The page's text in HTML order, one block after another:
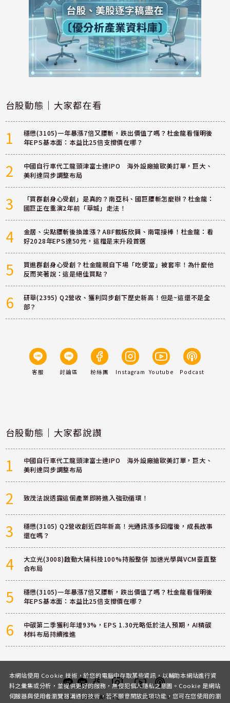
台股動態｜大家都在看
1
穩懋(3105)一年暴漲7倍又腰斬，跌出價值了嗎？杜金龍看懂明後
年EPS基本面：本益比25倍支撐價在哪？
2
中國自行車代工龍頭津富士達IPO 海外設廠搶歐美訂單，巨大、
美利達同步調整布局
3
「買群創身心受創」是真的？南亞科、國巨腰斬怎麼辦？杜金龍：
國巨正在重演2年前「華城」走法！
4
金居、尖點腰斬後換誰漲？ABF載板欣興、南電接棒！杜金龍：看
好2028年EPS達50元，這檔是末升段首選
5
買進群創身心受創？杜金龍親自下場「吃便當」被套牢！為什麼他
反而笑著說：這是絕佳買點？
6
研華(2395) Q2營收、獲利同步創下歷史新高！但是~這還不是全
部？
客服 討論區 粉絲團 Instagram Youtube Podcast
台股動態｜大家都說讚
1
中國自行車代工龍頭津富士達IPO 海外設廠搶歐美訂單，巨大、
美利達同步調整布局
2 致茂法說透露這個產業即將進入強勁循環！
3
穩懋(3105) Q2營收創近四年新高！光通訊漲多回檔後，成長故事
還在嗎？
4
大立光(3008)啟動大陽科技100%持股整併 加速光學與VCM垂直整
合布局
5
穩懋(3105)一年暴漲7倍又腰斬，跌出價值了嗎？杜金龍看懂明後
年EPS基本面：本益比25倍支撐價在哪？
6
中碳第二季獲利年增93%，EPS 1.30元略低於法人預期，AI精碳
材料布局持續推進
客服 討論區粉絲團InstagramYoutubePodcast
本網站使用 Cookie 技術，於您的電腦中存取某些資訊，以輔助本網站進行資
料之彙集或分析，並提供更好的服務，無侵犯個人隱私之意圖。Cookie 是網站
伺服器與使用者瀏覽器溝通的技術，若不願意開放此項功能，您可在您使用的瀏